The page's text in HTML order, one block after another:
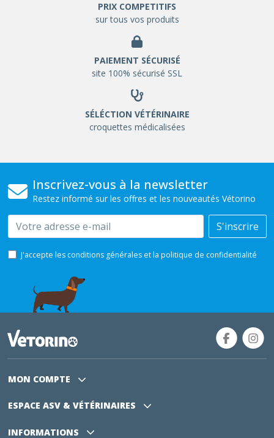
PRIX COMPETITIFS
sur tous vos produits
PAIEMENT SÉCURISÉ
site 100% sécurisé SSL
SÉLÉCTION VÉTÉRINAIRE
croquettes médicalisées
Inscrivez-vous à la newsletter
Restez informé sur les offres et les nouveautés Vétorino
Email S'inscrire
J'accepte les conditions générales et la politique de confidentialité
MON COMPTE
ESPACE ASV & VÉTÉRINAIRES
INFORMATIONS